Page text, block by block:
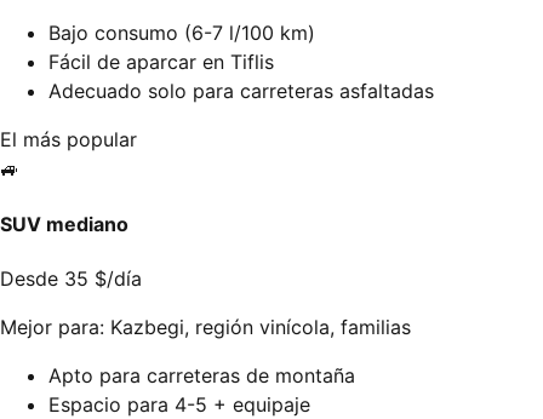
Bajo consumo (6-7 l/100 km)
Fácil de aparcar en Tiflis
Adecuado solo para carreteras asfaltadas
El más popular
🚙
SUV mediano
Desde 35 $/día
Mejor para: Kazbegi, región vinícola, familias
Apto para carreteras de montaña
Espacio para 4-5 + equipaje